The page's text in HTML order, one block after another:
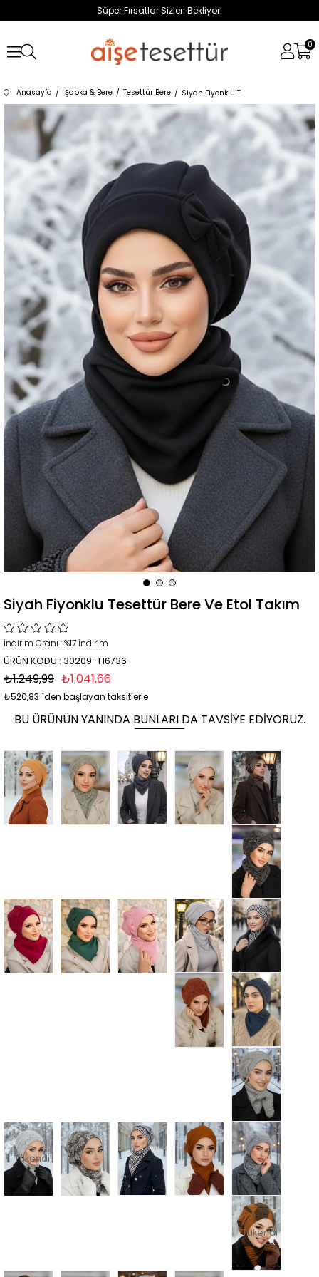
Süper Fırsatlar Sizleri Bekliyor!
0
Anasayfa Şapka & Bere Tesettür Bere Siyah Fiyonklu Tesettür Bere Ve Etol Takım
Siyah Fiyonklu Tesettür Bere Ve Etol Takım
İndirim Oranı :%17 İndirim
ÜRÜN KODU : 30209-T16736
₺1.249,99 ₺1.041,66
₺520,83 `den başlayan taksitlerle
BU ÜRÜNÜN YANINDA BUNLARI DA TAVSIYE EDIYORUZ.
Tükendi
Tükendi